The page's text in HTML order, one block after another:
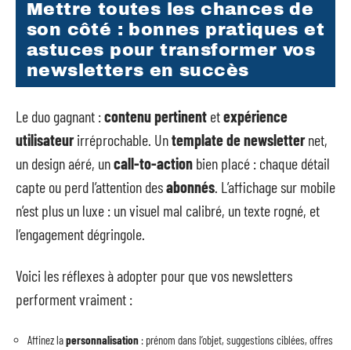
Mettre toutes les chances de
son côté : bonnes pratiques et
astuces pour transformer vos
newsletters en succès
Le duo gagnant :contenu pertinent etexpérience
utilisateurirréprochable. Untemplate de newsletternet,
un design aéré, uncall-to-action bien placé : chaque détail
capte ou perd l’attention desabonnés. L’affichage sur mobile
n’est plus un luxe : un visuel mal calibré, un texte rogné, et
l’engagement dégringole.
Voici les réflexes à adopter pour que vos newsletters
performent vraiment :
Affinez lapersonnalisation : prénom dans l’objet, suggestions ciblées, offres